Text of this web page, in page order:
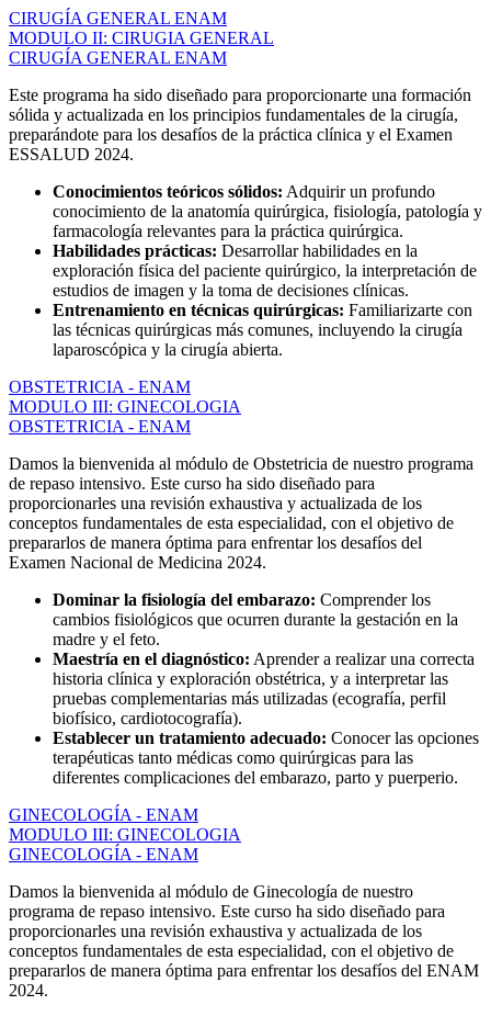
CIRUGÍA GENERAL ENAM
MODULO II: CIRUGIA GENERAL
CIRUGÍA GENERAL ENAM
Este programa ha sido diseñado para proporcionarte una formación
sólida y actualizada en los principios fundamentales de la cirugía,
preparándote para los desafíos de la práctica clínica y el Examen
ESSALUD 2024.
Conocimientos teóricos sólidos: Adquirir un profundo
conocimiento de la anatomía quirúrgica, fisiología, patología y
farmacología relevantes para la práctica quirúrgica.
Habilidades prácticas: Desarrollar habilidades en la
exploración física del paciente quirúrgico, la interpretación de
estudios de imagen y la toma de decisiones clínicas.
Entrenamiento en técnicas quirúrgicas: Familiarizarte con
las técnicas quirúrgicas más comunes, incluyendo la cirugía
laparoscópica y la cirugía abierta.
OBSTETRICIA - ENAM
MODULO III: GINECOLOGIA
OBSTETRICIA - ENAM
Damos la bienvenida al módulo de Obstetricia de nuestro programa
de repaso intensivo. Este curso ha sido diseñado para
proporcionarles una revisión exhaustiva y actualizada de los
conceptos fundamentales de esta especialidad, con el objetivo de
prepararlos de manera óptima para enfrentar los desafíos del
Examen Nacional de Medicina 2024.
Dominar la fisiología del embarazo: Comprender los
cambios fisiológicos que ocurren durante la gestación en la
madre y el feto.
Maestría en el diagnóstico: Aprender a realizar una correcta
historia clínica y exploración obstétrica, y a interpretar las
pruebas complementarias más utilizadas (ecografía, perfil
biofísico, cardiotocografía).
Establecer un tratamiento adecuado: Conocer las opciones
terapéuticas tanto médicas como quirúrgicas para las
diferentes complicaciones del embarazo, parto y puerperio.
GINECOLOGÍA - ENAM
MODULO III: GINECOLOGIA
GINECOLOGÍA - ENAM
Damos la bienvenida al módulo de Ginecología de nuestro
programa de repaso intensivo. Este curso ha sido diseñado para
proporcionarles una revisión exhaustiva y actualizada de los
conceptos fundamentales de esta especialidad, con el objetivo de
prepararlos de manera óptima para enfrentar los desafíos del ENAM
2024.